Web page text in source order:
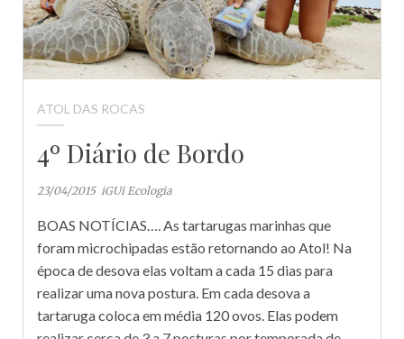
ATOL DAS ROCAS
4º Diário de Bordo
23/04/2015 iGUi Ecologia
BOAS NOTÍCIAS…. As tartarugas marinhas que
foram microchipadas estão retornando ao Atol! Na
época de desova elas voltam a cada 15 dias para
realizar uma nova postura. Em cada desova a
tartaruga coloca em média 120 ovos. Elas podem